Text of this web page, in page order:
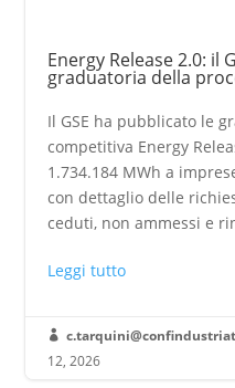
Energy Release 2.0: il
graduatoria della
Il GSE ha pubblicato le
competitiva Energy
1.734.184 MWh a
con dettaglio delle
ceduti, non ammessi e
Leggi tutto

12, 2026